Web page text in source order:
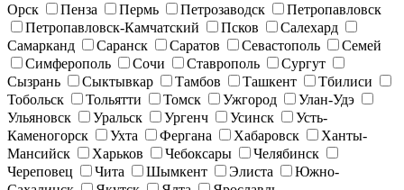
Орск
Пенза Пермь Петрозаводск
Петропавловск
Петропавловск-Камчатский
Псков
Салехард
Самарканд
Саранск Саратов Севастополь
Семей
Симферополь
Сочи Ставрополь
Сургут
Сызрань
Сыктывкар Тамбов Ташкент
Тбилиси
Тобольск
Тольятти Томск Ужгород
Улан-Удэ
Ульяновск
Уральск Ургенч Усинск
Усть-
Каменогорск
Ухта Фергана Хабаровск
Ханты-
Мансийск
Харьков Чебоксары
Челябинск
Череповец
Чита Шымкент Элиста
Южно-